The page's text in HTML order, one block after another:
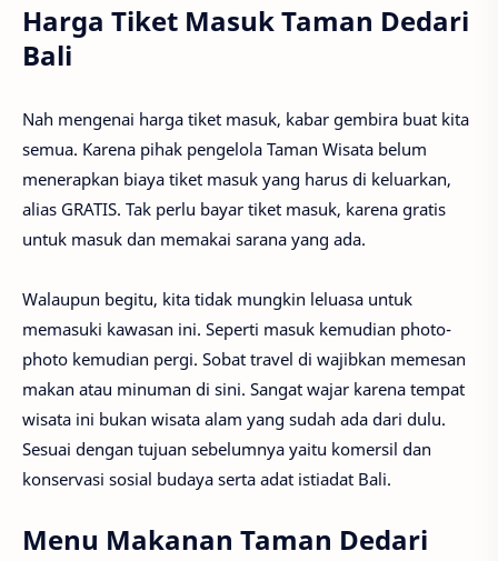
Harga Tiket Masuk Taman Dedari
Bali
Nah mengenai harga tiket masuk, kabar gembira buat kita
semua. Karena pihak pengelola Taman Wisata belum
menerapkan biaya tiket masuk yang harus di keluarkan,
alias GRATIS. Tak perlu bayar tiket masuk, karena gratis
untuk masuk dan memakai sarana yang ada.
Walaupun begitu, kita tidak mungkin leluasa untuk
memasuki kawasan ini. Seperti masuk kemudian photo-
photo kemudian pergi. Sobat travel di wajibkan memesan
makan atau minuman di sini. Sangat wajar karena tempat
wisata ini bukan wisata alam yang sudah ada dari dulu.
Sesuai dengan tujuan sebelumnya yaitu komersil dan
konservasi sosial budaya serta adat istiadat Bali.
Menu Makanan Taman Dedari